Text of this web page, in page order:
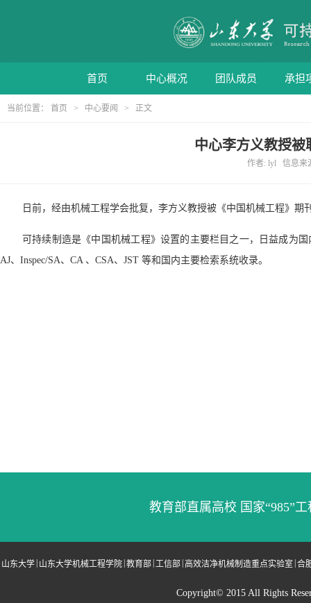
首页 中心概况 团队成员 承担
当前位置： 首页 > 中心要闻 > 正文
中心李方义教授
作者: lyl 信息来
日前，经由机械工程学会批复，李方义教授被《中国机械工程》期
可持续制造是《中国机械工程》设置的主要栏目之一，日益成为
AJ、 Inspec/SA、 CA 、 CSA、 JST 等和国内主要检索系统收录。
教育部直属高校 国家“985”
山东大学 | 山东大学机械工程学院 |教育部 | 工信部 |高效洁净机械制造重点实验室 |合
Copyright© 2015 All Rights